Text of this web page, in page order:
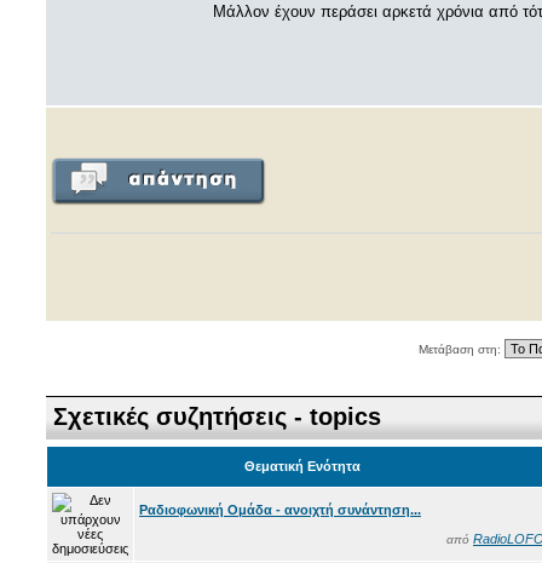
Μάλλον έχουν περάσει αρκετά χρόνια από
Μετάβαση στη:
Σχετικές συζητήσεις - topics
Θεματική Ενότητα
Ραδιοφωνική Ομάδα - ανοιχτή συνάντηση...
από